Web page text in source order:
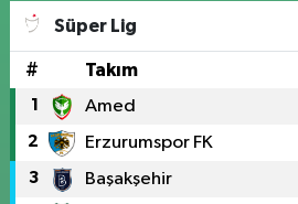
Süper Lig
# Takım
1 Amed
2 Erzurumspor FK
3 Başakşehir